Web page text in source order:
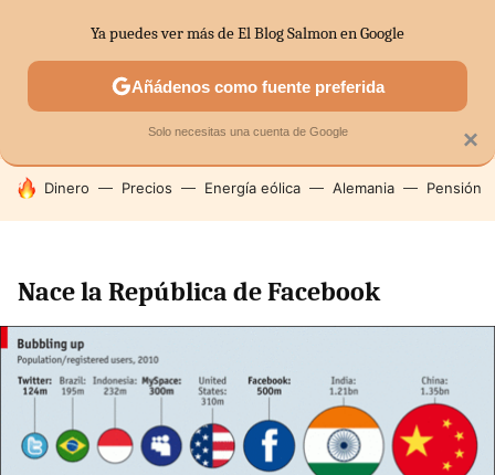
SECTORES ECONOMÍA DOMÉSTICA MERCADOS
HOY SE HABLA DE
Dinero Precios Energía eólica Alemania Pensión
Nace la República de Facebook
×
Ya puedes ver más de El Blog Salmon en Google
Añádenos como fuente preferida
Solo necesitas una cuenta de Google